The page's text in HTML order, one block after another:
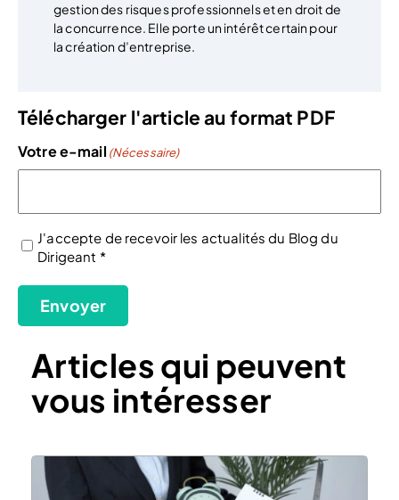
gestion des risques professionnels et en droit de
la concurrence. Elle porte un intérêt certain pour
la création d’entreprise.
Télécharger l'article au format PDF
Votre e-mail (Nécessaire)
(Nécessaire)
J'accepte de recevoir les actualités du Blog du
Dirigeant *
Envoyer
Articles qui peuvent
vous intéresser